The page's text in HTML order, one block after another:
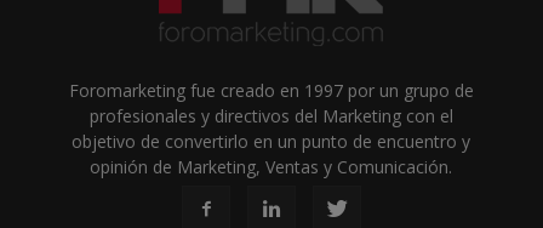
Foromarketing fue creado en 1997 por un grupo de
profesionales y directivos del Marketing con el
objetivo de convertirlo en un punto de encuentro y
opinión de Marketing, Ventas y Comunicación.